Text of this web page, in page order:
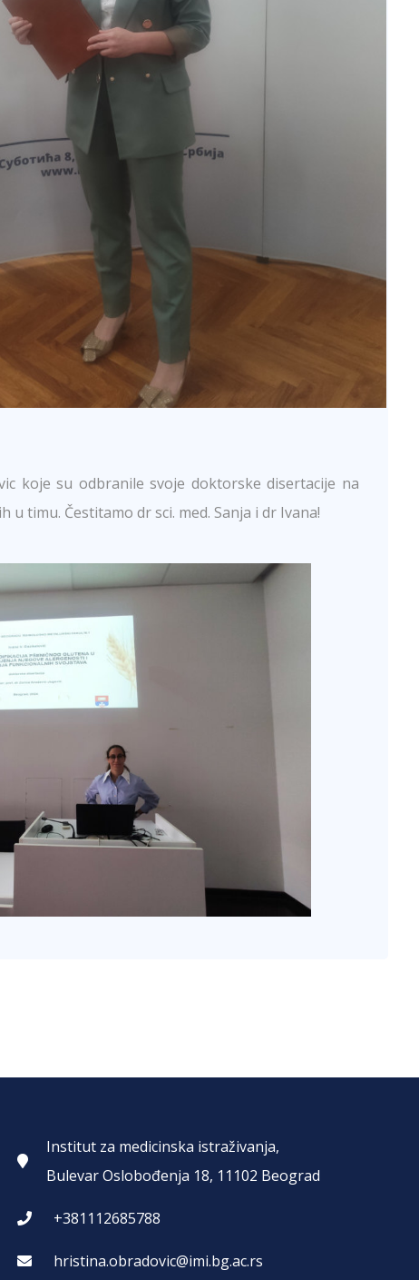
koje su odbranile svoje doktorske disertacije na
timu. Čestitamo dr sci. med. Sanja i dr Ivana!
Institut za medicinska istraživanja,
Bulevar Oslobođenja 18, 11102 Beograd
+381112685788
hristina.obradovic@imi.bg.ac.rs